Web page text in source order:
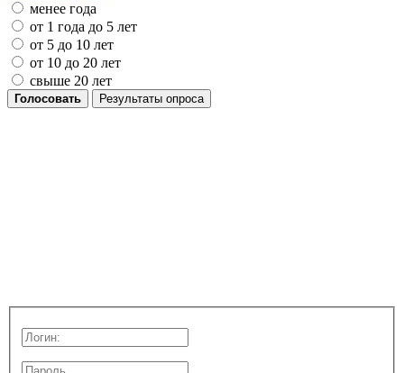
менее года
от 1 года до 5 лет
от 5 до 10 лет
от 10 до 20 лет
свыше 20 лет
Голосовать Результаты опроса